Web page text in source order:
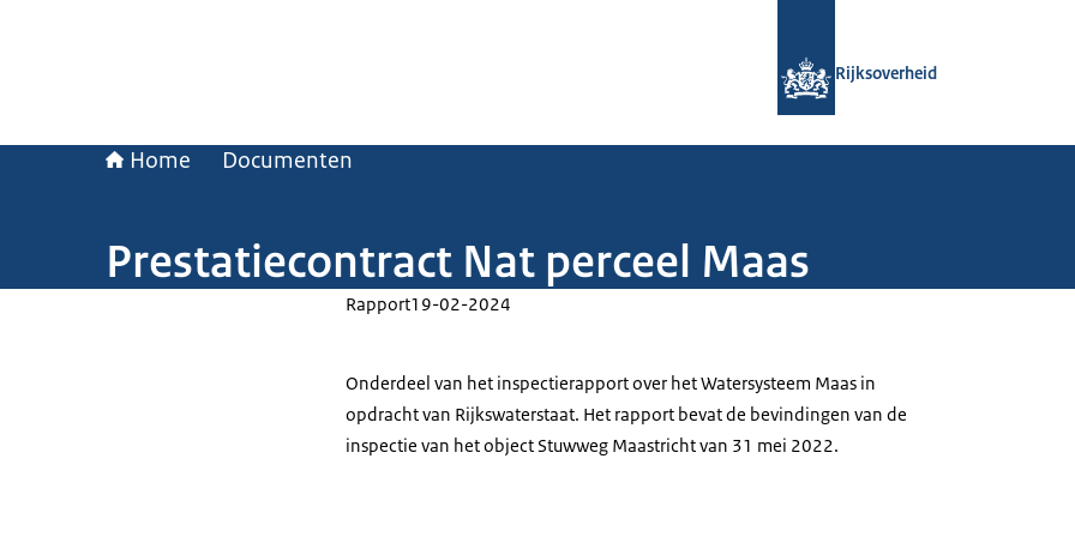
Rijksoverheid
Home Documenten
Prestatiecontract Nat perceel Maas
Rapport19-02-2024
Onderdeel van het inspectierapport over het Watersysteem Maas in
opdracht van Rijkswaterstaat. Het rapport bevat de bevindingen van de
inspectie van het object Stuwweg Maastricht van 31 mei 2022.